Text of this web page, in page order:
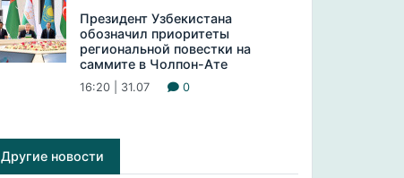
Президент Узбекистана
обозначил приоритеты
региональной повестки на
саммите в Чолпон-Ате
16:20 | 31.07 0
Другие новости